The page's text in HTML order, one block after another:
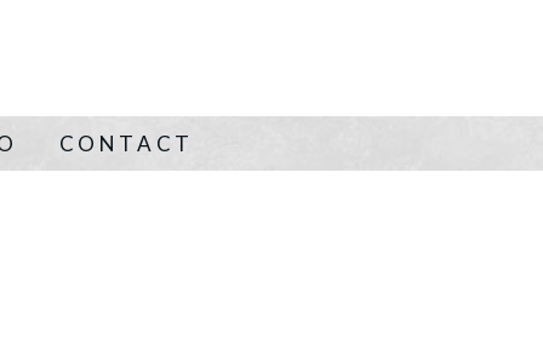
CONTACT